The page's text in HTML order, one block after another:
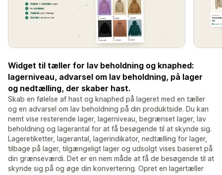
Widget til tæller for lav beholdning og knaphed:
lagerniveau, advarsel om lav beholdning, på lager
og nedtælling, der skaber hast.
Skab en følelse af hast og knaphed på lageret med en tæller
og en advarsel om lav beholdning på din produktside. Du kan
nemt vise resterende lager, lagerniveau, begrænset lager, lav
beholdning og lagerantal for at få besøgende til at skynde sig.
Lageretiketter, lagerantal, lagerindikator, nedtælling for lager,
tilbage på lager, tilgængeligt lager og udsolgt vises baseret på
din grænseværdi. Det er en nem måde at få de besøgende til at
skynde sig på og øge din konvertering. Opret en lagertæller